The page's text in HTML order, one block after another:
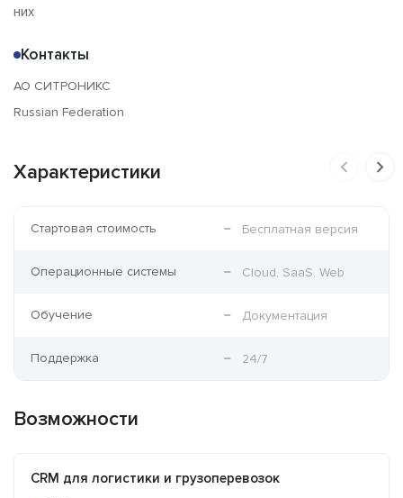
них
Контакты
АО СИТРОНИКС
Russian Federation
Характеристики
Стартовая стоимость Бесплатная версия
Операционные системы Cloud, SaaS, Web
Обучение Документация
Поддержка 24/7
Возможности
CRM для логистики и грузоперевозок